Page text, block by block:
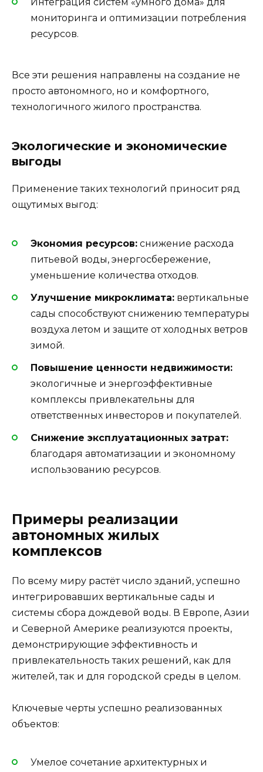
мониторинга и оптимизации потребления
ресурсов.
Все эти решения направлены на создание не
просто автономного, но и комфортного,
технологичного жилого пространства.
Экологические и экономические
выгоды
Применение таких технологий приносит ряд
ощутимых выгод:
Экономия ресурсов: снижение расхода
питьевой воды, энергосбережение,
уменьшение количества отходов.
Улучшение микроклимата: вертикальные
сады способствуют снижению температуры
воздуха летом и защите от холодных ветров
зимой.
Повышение ценности недвижимости:
экологичные и энергоэффективные
комплексы привлекательны для
ответственных инвесторов и покупателей.
Снижение эксплуатационных затрат:
благодаря автоматизации и экономному
использованию ресурсов.
Примеры реализации
автономных жилых
комплексов
По всему миру растёт число зданий, успешно
интегрировавших вертикальные сады и
системы сбора дождевой воды. В Европе, Азии
и Северной Америке реализуются проекты,
демонстрирующие эффективность и
привлекательность таких решений, как для
жителей, так и для городской среды в целом.
Ключевые черты успешно реализованных
объектов:
Умелое сочетание архитектурных и